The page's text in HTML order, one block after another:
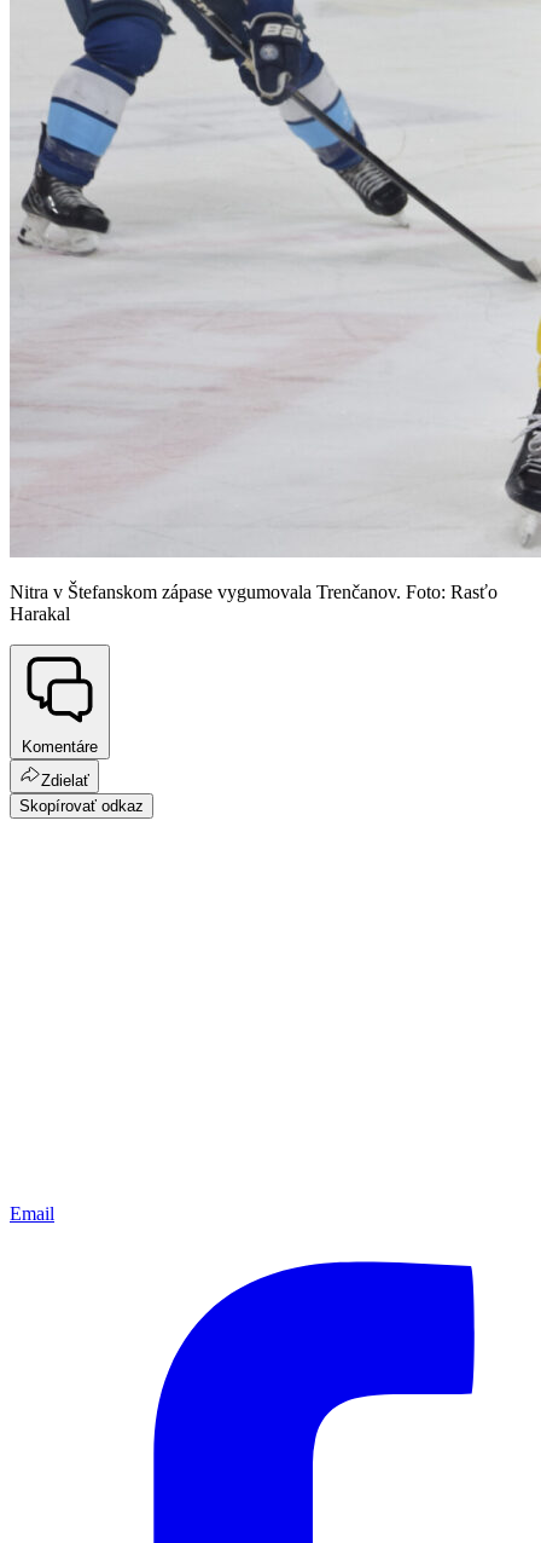
Nitra v Štefanskom zápase vygumovala Trenčanov. Foto: Rasťo
Harakal
Komentáre
Zdielať
Skopírovať odkaz
Email